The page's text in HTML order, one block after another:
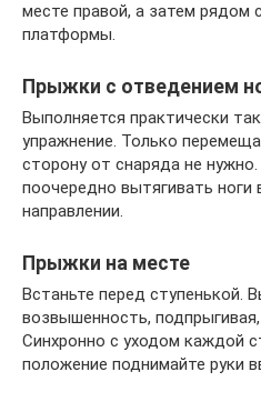
месте правой, а затем рядом
платформы.
Прыжки с отведением
Выполняется практически
упражнение. Только
сторону от снаряда не
поочередно вытягивать ноги
направлении.
Прыжки на месте
Встаньте перед ступенькой.
возвышенность,
Синхронно с уходом каждой
положение поднимайте руки